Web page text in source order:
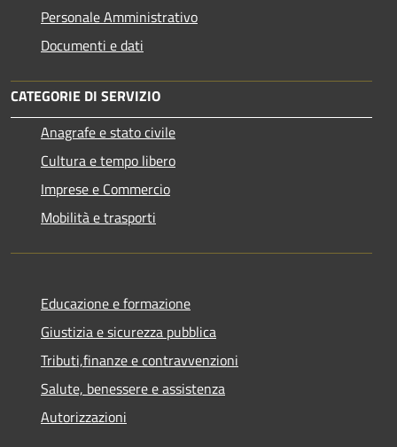
Personale Amministrativo
Documenti e dati
CATEGORIE DI SERVIZIO
Anagrafe e stato civile
Cultura e tempo libero
Imprese e Commercio
Mobilità e trasporti
Educazione e formazione
Giustizia e sicurezza pubblica
Tributi,finanze e contravvenzioni
Salute, benessere e assistenza
Autorizzazioni